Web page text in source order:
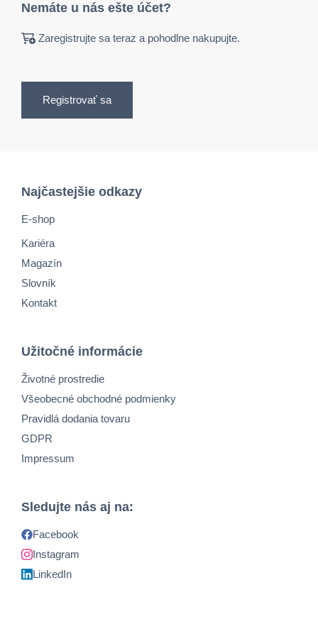
Nemáte u nás ešte účet?
Zaregistrujte sa teraz a pohodlne nakupujte.
Registrovať sa
Najčastejšie odkazy
E-shop
Kariéra
Magazín
Slovník
Kontakt
Užitočné informácie
Životné prostredie
Všeobecné obchodné podmienky
Pravidlá dodania tovaru
GDPR
Impressum
Sledujte nás aj na:
Facebook
Instagram
LinkedIn